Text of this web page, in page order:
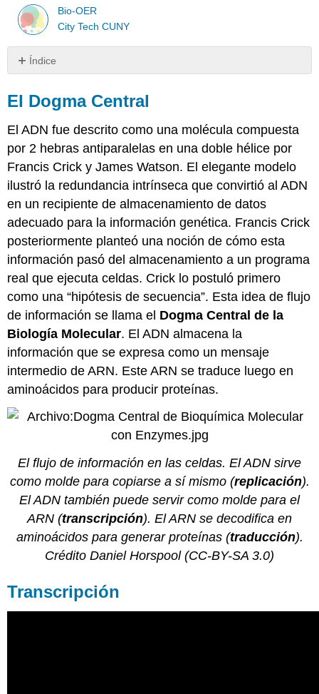
Bio-OER
City Tech CUNY
Índice
Dogma
Central
Transcripción
Simulación
de
Transcripción
Traducción
Video
Avanzado
de
Traducción
Decisiones...
decisiones...
Reseña
de
video
El Dogma Central
El ADN fue descrito como una molécula compuesta
por 2 hebras antiparalelas en una doble hélice por
Francis Crick y James Watson. El elegante modelo
ilustró la redundancia intrínseca que convirtió al ADN
en un recipiente de almacenamiento de datos
adecuado para la información genética. Francis Crick
posteriormente planteó una noción de cómo esta
información pasó del almacenamiento a un programa
real que ejecuta celdas. Crick lo postuló primero
como una “hipótesis de secuencia”. Esta idea de flujo
de información se llama el Dogma Central de la
Biología Molecular. El ADN almacena la
información que se expresa como un mensaje
intermedio de ARN. Este ARN se traduce luego en
aminoácidos para producir proteínas.
El flujo de información en las celdas. El ADN sirve
como molde para copiarse a sí mismo (replicación).
El ADN también puede servir como molde para el
ARN (transcripción). El ARN se decodifica en
aminoácidos para generar proteínas (traducción).
Crédito Daniel Horspool (CC-BY-SA 3.0)
Transcripción